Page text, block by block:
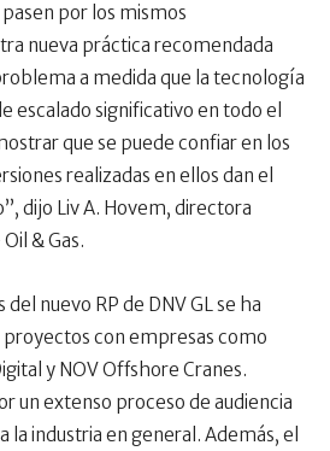
por los mismos
nueva práctica recomendada
a medida que la tecnología
escalado significativo en todo el
que se puede confiar en los
realizadas en ellos dan el
dijo Liv A. Hovem, directora
& Gas.
nuevo RP de DNV GL se ha
proyectos con empresas como
y NOV Offshore Cranes.
un extenso proceso de audiencia
la industria en general. Además, el